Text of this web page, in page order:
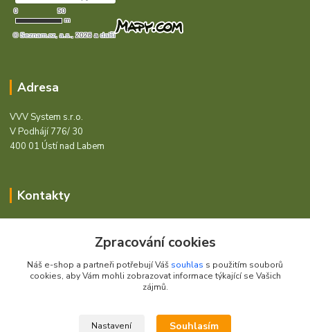
Adresa
VVV System s.r.o.
V Podhájí 776/ 30
400 01 Ústí nad Labem
Kontakty
+420 472744350
Po - Pá 8:00 - 15:00
Zpracování cookies
Náš e-shop a partneři potřebují Váš souhlas s použitím souborů
cookies, aby Vám mohli zobrazovat informace týkající se Vašich
zájmů.
Nastavení Souhlasím